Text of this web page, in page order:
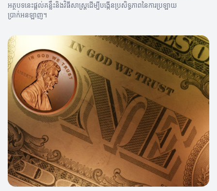
អត្ថបទនេះផ្ដល់គន្លឹះនិងវិធីសាស្ត្រដើម្បីបង្កើនប្រសិទ្ធភាពនៃការប្រឡាយ
ប្រាក់អនឡាញ។